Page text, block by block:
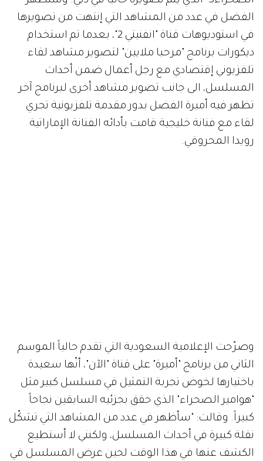
الفضل في عدد من المشاهد التي إنتهت من تصويرها
في استوديوهات قناة "انفنيتي 2"، بعدما تم استخدام
ديكورات برنامج "مرحبا ملايين" لتصوير مشاهد لقاء
تلفزيوني إقتصادي مع رجل أعمال ضمن أحداث
المسلسل، الى جانب تصوير مشاهد أخرى لبرنامج آخر
تظهر فيه أميرة الفضل بدور مقدمة تلفزيونية تجري
لقاء مع فنانة خليجية قامت بأدائه الفنانة الإماراتية
رويدا المحروقي.
وصرّحت الإعلامية السعودية التي تقدم حالياً الموسم
الثاني من برنامج "أميرة" على قناة "الآن"، أنّها سعيدة
باختيارها لخوض تجربة التمثيل في مسلسل كبير مثل
"هوامير الصحراء" الذي حقق بجزئيه السابقين نجاحاً
كبيراً. وقالت: "سأظهر في عدد من المشاهد التي تشكّل
نقلة كبيرة في أحداث المسلسل، ولكنني لا أستطيع
الكشف عنها في هذا الوقت لحين عرض المسلسل في